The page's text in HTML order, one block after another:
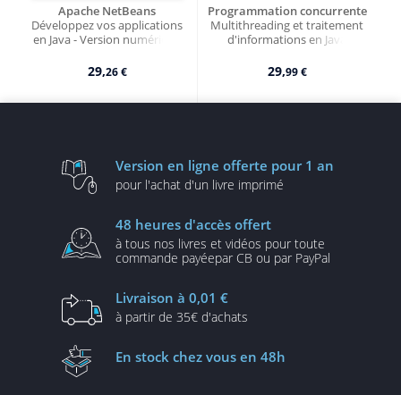
Apache NetBeans
Développez vos applications
en Java - Version numérique
29,26 €
Programmation concurrente
Multithreading et traitement
d'informations en Java
29,99 €
Version en ligne offerte pour 1 an
pour l'achat d'un livre imprimé
48 heures d'accès offert
à tous nos livres et vidéos pour toute
commande payéepar CB ou par PayPal
Livraison à 0,01 €
à partir de 35€ d'achats
En stock chez vous en 48h